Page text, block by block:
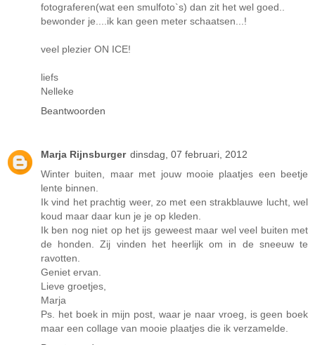
fotograferen(wat een smulfoto`s) dan zit het wel goed..
bewonder je....ik kan geen meter schaatsen...!
veel plezier ON ICE!
liefs
Nelleke
Beantwoorden
Marja Rijnsburger dinsdag, 07 februari, 2012
Winter buiten, maar met jouw mooie plaatjes een beetje
lente binnen.
Ik vind het prachtig weer, zo met een strakblauwe lucht, wel
koud maar daar kun je je op kleden.
Ik ben nog niet op het ijs geweest maar wel veel buiten met
de honden. Zij vinden het heerlijk om in de sneeuw te
ravotten.
Geniet ervan.
Lieve groetjes,
Marja
Ps. het boek in mijn post, waar je naar vroeg, is geen boek
maar een collage van mooie plaatjes die ik verzamelde.